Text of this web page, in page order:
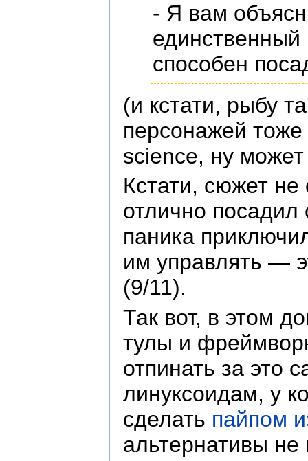
- Я вам
единственный
способен
(и кстати, рыбу
персонажей
science, ну
Кстати, сюжет
отлично посадил
паника
им управлять —
(9/11).
Так вот, в этом
тулы и
отпинать за это
линуксоидам, у
сделать пайпом
альтернативы